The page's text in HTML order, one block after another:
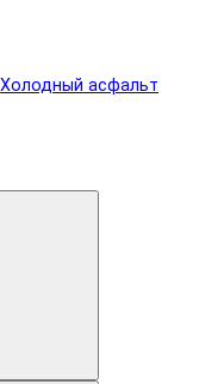
Холодный асфальт